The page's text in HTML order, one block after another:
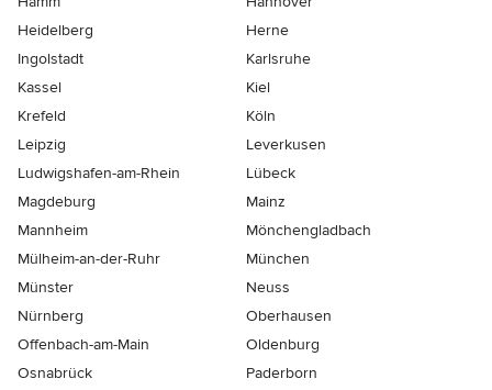
Heidelberg
Herne
Ingolstadt
Karlsruhe
Kassel
Kiel
Krefeld
Köln
Leipzig
Leverkusen
Ludwigshafen-am-Rhein
Lübeck
Magdeburg
Mainz
Mannheim
Mönchen­gladbach
Mülheim-an-der-Ruhr
München
Münster
Neuss
Nürnberg
Oberhausen
Offenbach-am-Main
Oldenburg
Osnabrück
Paderborn